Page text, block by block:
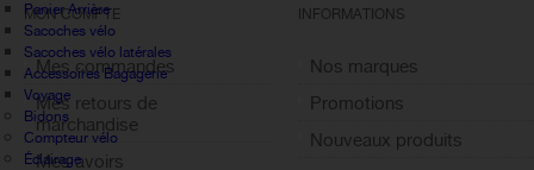
Panier Arrière
Sacoches vélo
Sacoches vélo latérales
Accessoires Bagagerie
Voyage
Bidons
Compteur vélo
Éclairage
MON COMPTE
Mes commandes
Mes retours de
marchandise
Mes avoirs
INFORMATIONS
Nos marques
Promotions
Nouveaux produits